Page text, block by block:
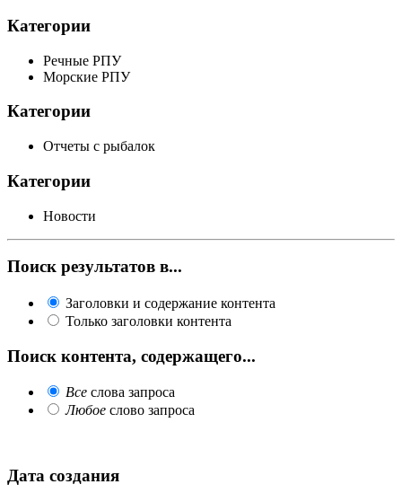
Категории
Речные РПУ
Морские РПУ
Категории
Отчеты с рыбалок
Категории
Новости
Поиск результатов в...
Заголовки и содержание контента
Только заголовки контента
Поиск контента, содержащего...
Все слова запроса
Любое слово запроса
Дата создания